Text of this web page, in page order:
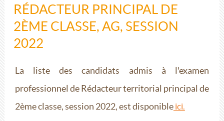
RÉDACTEUR PRINCIPAL DE
2ÈME CLASSE, AG, SESSION
2022
La liste des candidats admis à l'examen
professionnel de Rédacteur territorial principal de
2ème classe, session 2022, est disponibleici.